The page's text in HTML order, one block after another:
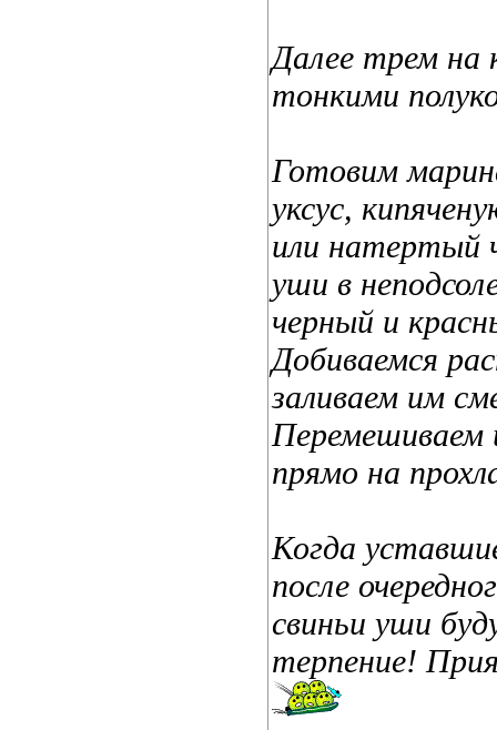
Далее трем на
тонкими
Готовим
уксус,
или натертый
уши в
черный и
Добиваемся
заливаем им
Перемешиваем
прямо на
Когда
после
свиньи уши
терпение!